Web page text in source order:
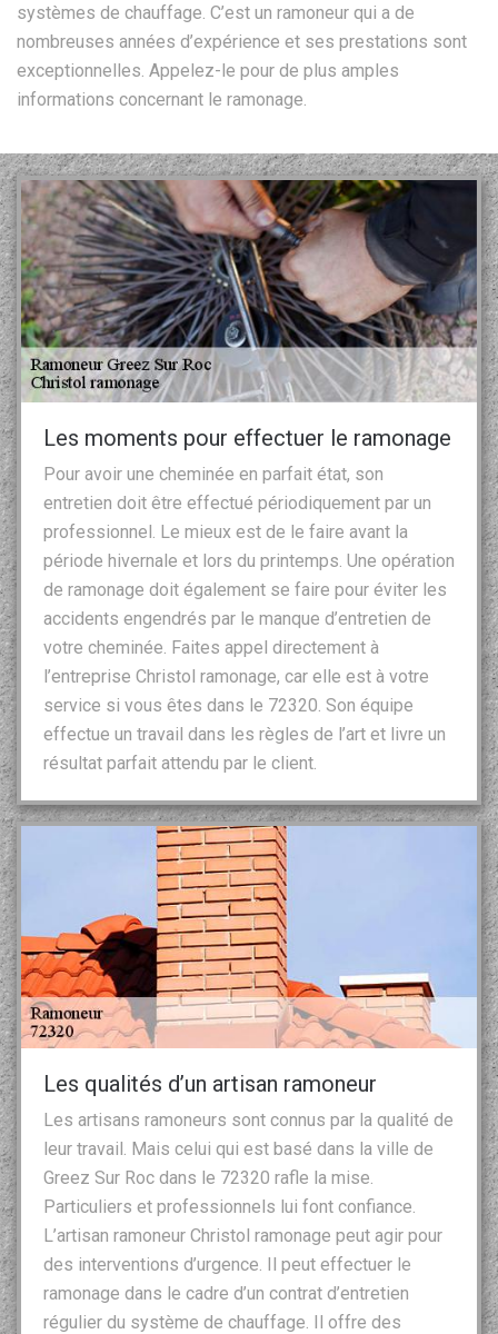
systèmes de chauffage. C’est un ramoneur qui a de
nombreuses années d’expérience et ses prestations sont
exceptionnelles. Appelez-le pour de plus amples
informations concernant le ramonage.
Les moments pour effectuer le ramonage
Pour avoir une cheminée en parfait état, son
entretien doit être effectué périodiquement par un
professionnel. Le mieux est de le faire avant la
période hivernale et lors du printemps. Une opération
de ramonage doit également se faire pour éviter les
accidents engendrés par le manque d’entretien de
votre cheminée. Faites appel directement à
l’entreprise Christol ramonage, car elle est à votre
service si vous êtes dans le 72320. Son équipe
effectue un travail dans les règles de l’art et livre un
résultat parfait attendu par le client.
Les qualités d’un artisan ramoneur
Les artisans ramoneurs sont connus par la qualité de
leur travail. Mais celui qui est basé dans la ville de
Greez Sur Roc dans le 72320 rafle la mise.
Particuliers et professionnels lui font confiance.
L’artisan ramoneur Christol ramonage peut agir pour
des interventions d’urgence. Il peut effectuer le
ramonage dans le cadre d’un contrat d’entretien
régulier du système de chauffage. Il offre des